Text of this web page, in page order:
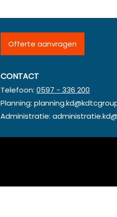
Offerte aanvragen
CONTACT
Telefoon: 0597 - 336 200
Planning:
Administratie: